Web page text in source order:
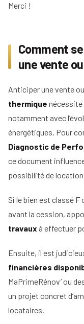
d'un
Le
rôle
d'un
immobilier
dans
votre
immobilière
Comment
un
mandat
en
15
étapes
Le
négociateur
Tous
nos
conseils
Merci !
Comment
une vente
Anticiper une vente
thermique nécessite
notamment avec
énergétiques. Pour
Diagnostic de
ce document
possibilité de
Si le bien est classé F
avant la cession,
travaux à effectuer
Ensuite, il est
financières
MaPrimeRénov’ ou
un projet concret
locataires.